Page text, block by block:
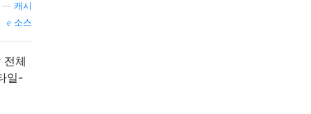
캐시
소스
전체
일-